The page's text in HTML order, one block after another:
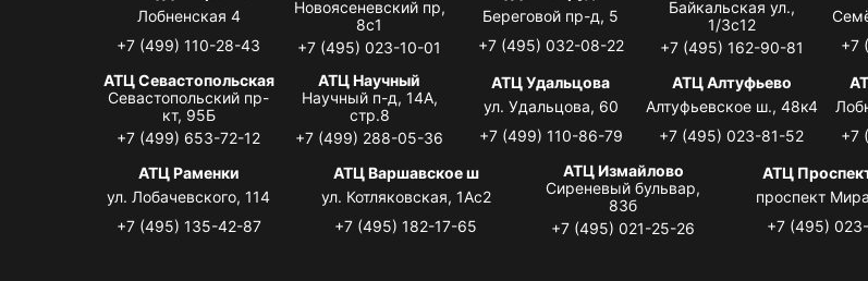
Лобненская 4
+7 (499) 110-28-43
Новоясеневский пр,
8с1
+7 (495) 023-10-01
Береговой пр-д, 5
+7 (495) 032-08-22
Байкальская ул.,
1/3с12
+7 (495) 162-90-81
+7
АТЦ Севастопольская
Севастопольский пр-
кт, 95Б
+7 (499) 653-72-12
АТЦ Научный
Научный п-д, 14А,
стр.8
+7 (499) 288-05-36
АТЦ Удальцова
ул. Удальцова, 60
+7 (499) 110-86-79
АТЦ Алтуфьево
Алтуфьевское ш., 48к4
+7 (495) 023-81-52
+7
АТЦ Раменки
ул. Лобачевского, 114
+7 (495) 135-42-87
АТЦ Варшавское ш
ул. Котляковская, 1Ас2
+7 (495) 182-17-65
АТЦ Измайлово
Сиреневый бульвар,
83б
+7 (495) 021-25-26
АТЦ
проспект
+7 (495)